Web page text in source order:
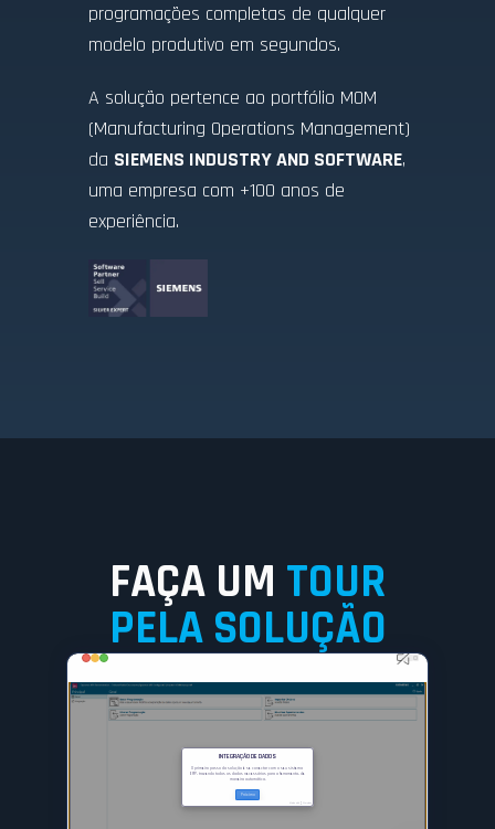
programações completas de qualquer
modelo produtivo em segundos.
A solução pertence ao portfólio MOM
(Manufacturing Operations Management)
da SIEMENS INDUSTRY AND SOFTWARE,
uma empresa com +100 anos de
experiência.
FAÇA UM TOUR
PELA SOLUÇÃO